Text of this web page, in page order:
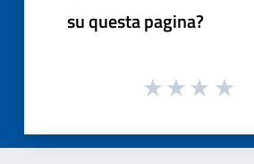
su questa pagina?